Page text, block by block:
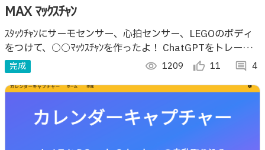
MAX ﾏｯｸｽﾁｬﾝ
ｽﾀｯｸﾁｬﾝにサーモセンサー、心拍センサー、LEGOのボディ
をつけて、○○ﾏｯｸｽﾁｬﾝを作ったよ！ ChatGPTをトレーニ
ングして、心身のケアや癒しの相手になってくれる！怪しく
動く！
完成 visibility 1209 thumb_up_alt 11 comment 4